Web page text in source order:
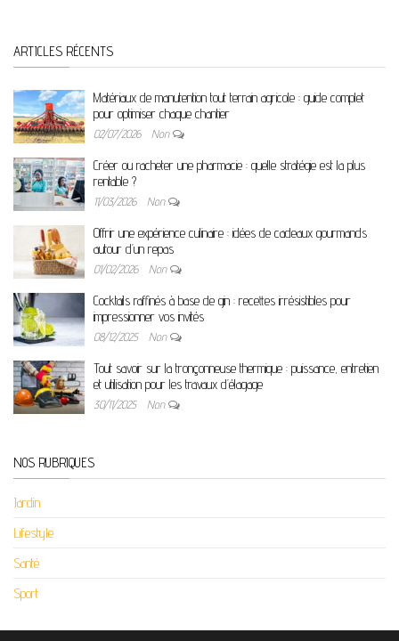
ARTICLES RÉCENTS
Matériaux de manutention tout terrain agricole : guide complet
pour optimiser chaque chantier
02/07/2026 Non
Créer ou racheter une pharmacie : quelle stratégie est la plus
rentable ?
11/03/2026 Non
Offrir une expérience culinaire : idées de cadeaux gourmands
autour d’un repas
01/02/2026 Non
Cocktails raffinés à base de gin : recettes irrésistibles pour
impressionner vos invités
08/12/2025 Non
Tout savoir sur la tronçonneuse thermique : puissance, entretien
et utilisation pour les travaux d’élagage
30/11/2025 Non
NOS RUBRIQUES
Jardin
Lifestyle
Santé
Sport